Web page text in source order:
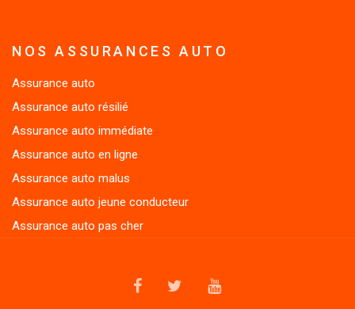
NOS ASSURANCES AUTO
Assurance auto
Assurance auto résilié
Assurance auto immédiate
Assurance auto en ligne
Assurance auto malus
Assurance auto jeune conducteur
Assurance auto pas cher
FACEBOOK
TWITTERYOUTUBE